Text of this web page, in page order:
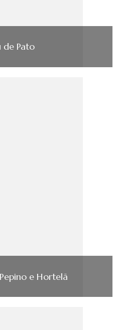
de Pato
e Hortelã